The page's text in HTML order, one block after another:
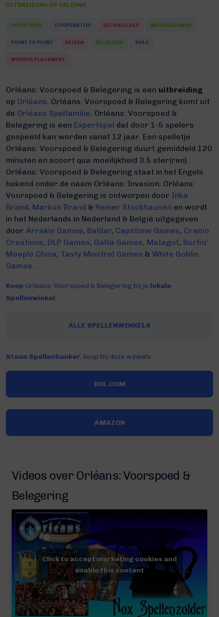
UITBREIDING OP ORLÉANS
EXPERTSPEL COÖPERATIEF DECKBUILDER MIDDELEEUWEN
POINT TO POINT REIZEN RELIGIEUS SOLO
WORKER PLACEMENT
Orléans: Voorspoed & Belegering is een uitbreiding
op Orléans. Orléans: Voorspoed & Belegering komt uit
de Orléans Spelfamilie. Orléans: Voorspoed &
Belegering is een Expertspel dat door 1-5 spelers
gespeeld kan worden vanaf 12 jaar. Een spelletje
Orléans: Voorspoed & Belegering duurt gemiddeld 120
minuten en scoort qua moeilijkheid 3.5 ster(ren) .
Orléans: Voorspoed & Belegering staat in het Engels
bekend onder de naam Orléans: Invasion. Orléans:
Voorspoed & Belegering is ontworpen door Inka
Brand, Markus Brand & Reiner Stockhausen en wordt
in het Nederlands in Nederland & België uitgegeven
door Arrakis Games, Baldar, Capstone Games, Cranio
Creations, DLP Games, GaGa Games, Matagot, Surfin’
Meeple China, Tasty Minstrel Games & White Goblin
Games. .
Koop Orléans: Voorspoed & Belegering bij je lokale
Spellenwinkel:
ALLE SPELLENWINKELS
Steun Spellenbunker, koop bij deze winkels:
BOL.COM
AMAZON
Videos over Orléans: Voorspoed &
Belegering
Click to accept marketing cookies and
enable this content